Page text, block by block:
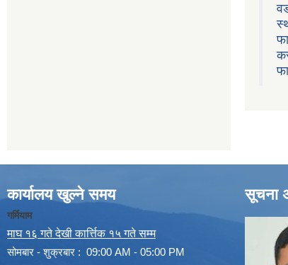
कार्यालय खुल्ने समय
गर्मियाम
माघ १६ गते देखी कार्त्तिक १५ गते सम्म
सोमबार - शुक्रबार : 09:00 AM - 05:00 PM
सूचना